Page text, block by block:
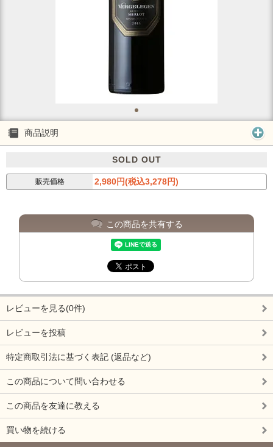
商品説明
SOLD OUT
販売価格 2,980円(税込3,278円)
この商品を共有する
レビューを見る(0件)
レビューを投稿
特定商取引法に基づく表記 (返品など)
この商品について問い合わせる
この商品を友達に教える
買い物を続ける